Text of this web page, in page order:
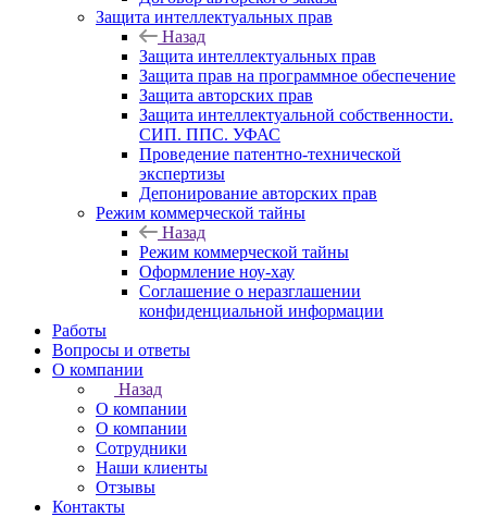
Защита интеллектуальных прав
Назад
Защита интеллектуальных прав
Защита прав на программное обеспечение
Защита авторских прав
Защита интеллектуальной собственности.
СИП. ППС. УФАС
Проведение патентно-технической
экспертизы
Депонирование авторских прав
Режим коммерческой тайны
Назад
Режим коммерческой тайны
Оформление ноу-хау
Соглашение о неразглашении
конфиденциальной информации
Работы
Вопросы и ответы
О компании
Назад
О компании
О компании
Сотрудники
Наши клиенты
Отзывы
Контакты